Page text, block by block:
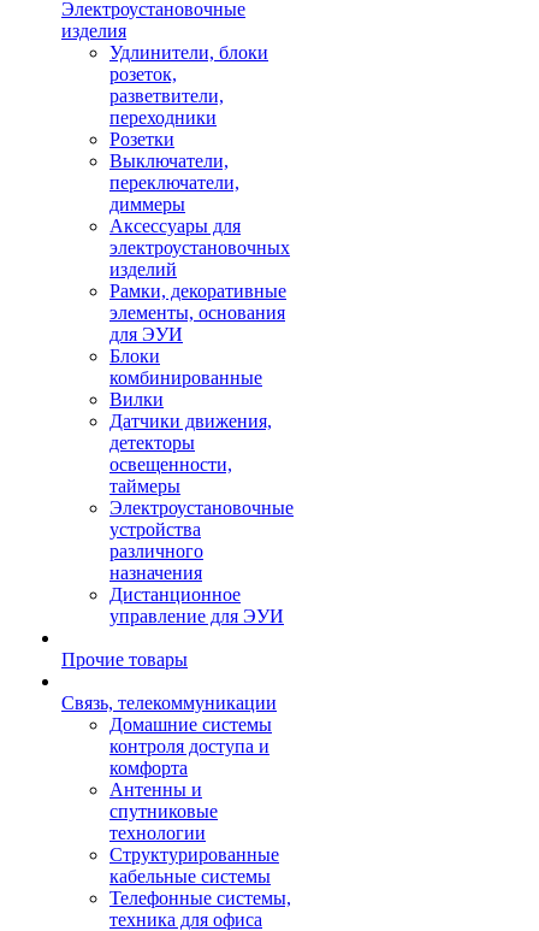
Электроустановочные
изделия
Удлинители, блоки
розеток,
разветвители,
переходники
Розетки
Выключатели,
переключатели,
диммеры
Аксессуары для
электроустановочных
изделий
Рамки, декоративные
элементы, основания
для ЭУИ
Блоки
комбинированные
Вилки
Датчики движения,
детекторы
освещенности,
таймеры
Электроустановочные
устройства
различного
назначения
Дистанционное
управление для ЭУИ
Прочие товары
Связь, телекоммуникации
Домашние системы
контроля доступа и
комфорта
Антенны и
спутниковые
технологии
Структурированные
кабельные системы
Телефонные системы,
техника для офиса